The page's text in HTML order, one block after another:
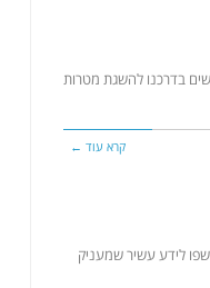
בדרכנו להשגת מטרות
קרא עוד ←
לידע עשיר שמעניק